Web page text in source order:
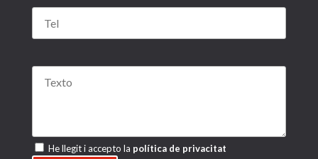
He llegit i accepto la política de privacitat